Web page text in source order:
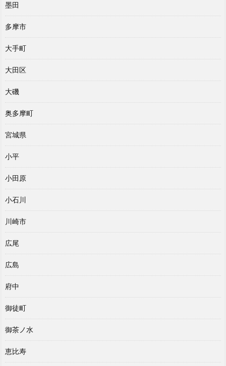
墨田
多摩市
大手町
大田区
大磯
奥多摩町
宮城県
小平
小田原
小石川
川崎市
広尾
広島
府中
御徒町
御茶ノ水
恵比寿